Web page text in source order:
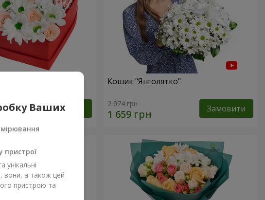
Замовити
Кошик "Янголятко"
2 074 грн Замовити
Ваших
пристрої
вони, а також цей
пристрою та